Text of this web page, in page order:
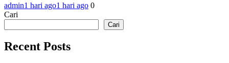
admin1 hari ago1 hari ago 0
Cari
Cari
Recent Posts